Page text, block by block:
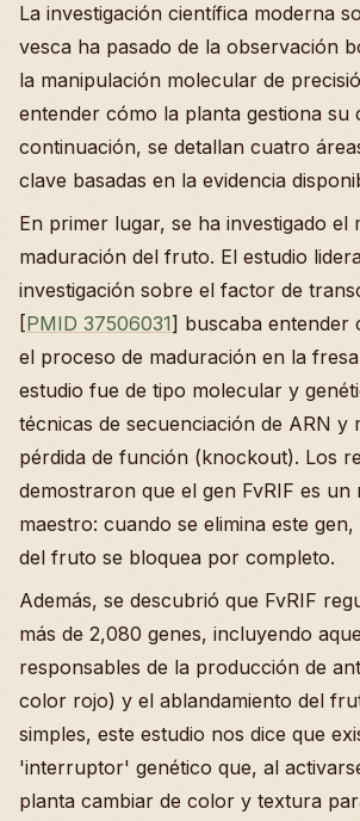
La investigación científica moderna
vesca ha pasado de la observación
la manipulación molecular de
entender cómo la planta gestiona su
continuación, se detallan cuatro
clave basadas en la evidencia
En primer lugar, se ha investigado el
maduración del fruto. El estudio
investigación sobre el factor de
[PMID 37506031] buscaba entender
el proceso de maduración en la fresa
estudio fue de tipo molecular y
técnicas de secuenciación de ARN y
pérdida de función (knockout). Los
demostraron que el gen FvRIF es un
maestro: cuando se elimina este
del fruto se bloquea por completo.
Además, se descubrió que FvRIF
más de 2,080 genes, incluyendo
responsables de la producción de
color rojo) y el ablandamiento del
simples, este estudio nos dice que
'interruptor' genético que, al
planta cambiar de color y textura